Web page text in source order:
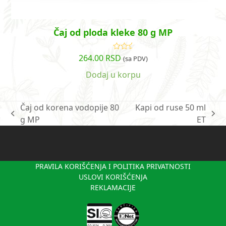
Čaj od ploda kleke 80 g MP
Ocenjeno
sa4.00
264.00 RSD (sa PDV)
Dodaj u korpu
previous
Čaj od korena vodopije 80
g MP
Kapi od ruse 50 ml
ET
PRAVILA KORIŠĆENJA I POLITIKA PRIVATNOSTI
USLOVI KORIŠĆENJA
REKLAMACIJE